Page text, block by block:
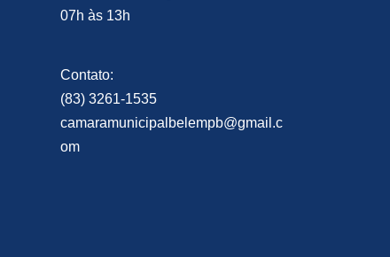
07h às 13h
Contato:
(83) 3261-1535
camaramunicipalbelempb@gmail.c
om